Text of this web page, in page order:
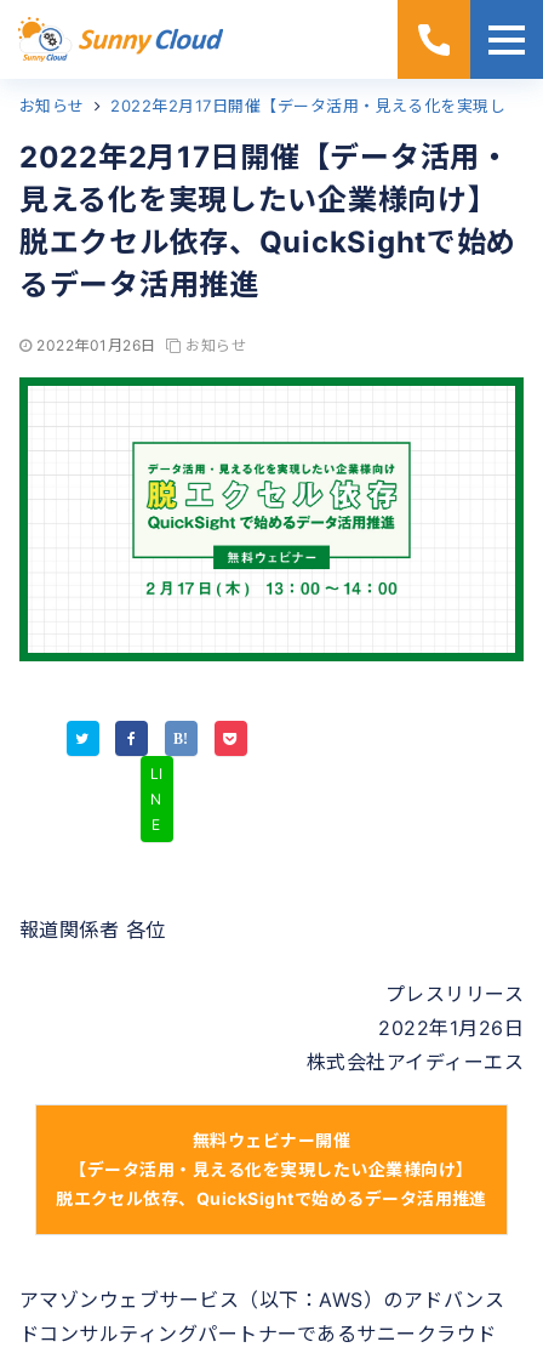
ホーム
お知らせ
2022年2月17日開催【データ活用・
見える化を実現したい企業様向け】
脱エクセル依存、QuickSightで始め
るデータ活用推進
2022年01月26日 お知らせ
LI
N
E
報道関係者 各位
プレスリリース
2022年1月26日
株式会社アイディーエス
無料ウェビナー開催
【データ活用・見える化を実現したい企業様向け】
脱エクセル依存、QuickSightで始めるデータ活用推進
アマゾンウェブサービス（以下：AWS）のアドバンス
ドコンサルティングパートナーであるサニークラウド